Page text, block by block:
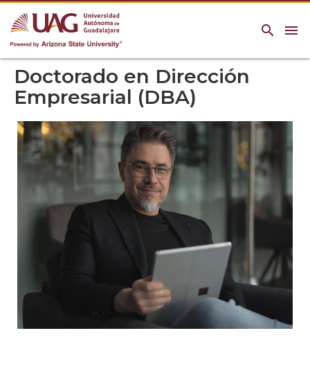
menu
search
Doctorado en Dirección
Empresarial (DBA)